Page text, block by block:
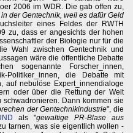
2006 im WDR. Die gab offen zu,
der Gentechnik, weil es dafür Geld
eines Feldes der RWTH
zu, dass er angesichts der hohen
der Biologie nur für die
Wahl zwischen Gentechnik und
wäre die öffentliche Debatte
sogenannte Forscher_innen,
Politiker_innen, die Debatte mit
auf nebulöse Expert_innendialoge
oder über die Rettung der Welt
Dann kommen sie
der Gentechnikindustrie", die
als "gewaltige PR-Blase aus
tarnen, was sie eigentlich wollen -